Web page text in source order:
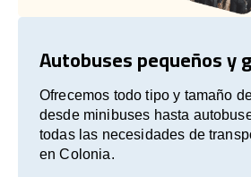
Autobuses pequeños y
Ofrecemos todo tipo y tamaño
desde minibuses hasta
todas las necesidades de
en Colonia.